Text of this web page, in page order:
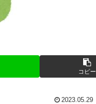
コピー
2023.05.29